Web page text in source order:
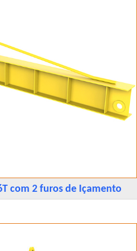
com 2 furos de Içamento